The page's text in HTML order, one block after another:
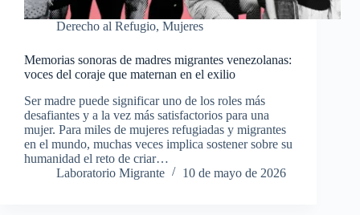
Derecho al Refugio, Mujeres
Memorias sonoras de madres migrantes venezolanas:
voces del coraje que maternan en el exilio
Ser madre puede significar uno de los roles más
desafiantes y a la vez más satisfactorios para una
mujer. Para miles de mujeres refugiadas y migrantes
en el mundo, muchas veces implica sostener sobre su
humanidad el reto de criar…
Laboratorio Migrante
10 de mayo de 2026